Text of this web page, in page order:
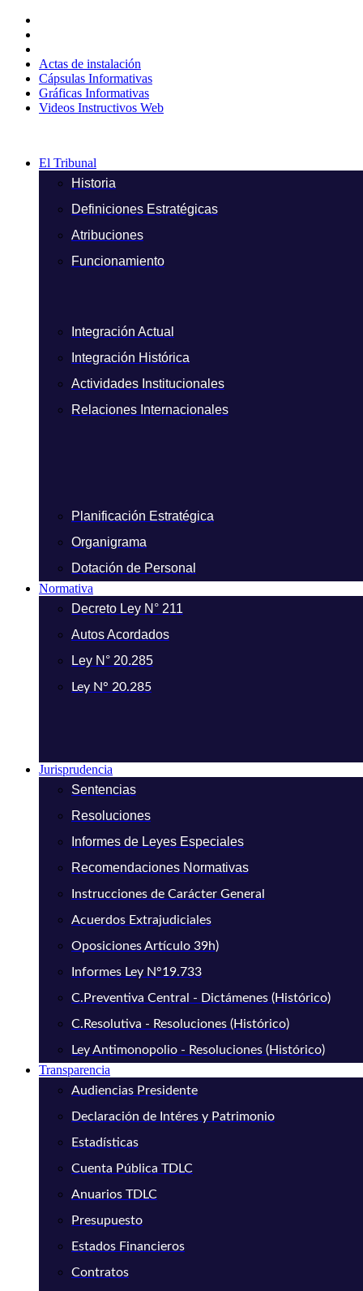
contenido
Actas de instalación
Cápsulas Informativas
Gráficas Informativas
Videos Instructivos Web
El Tribunal
Historia
Definiciones Estratégicas
Atribuciones
Funcionamiento
Integración Actual
Integración Histórica
Actividades Institucionales
Relaciones Internacionales
Planificación Estratégica
Organigrama
Dotación de Personal
Normativa
Decreto Ley N° 211
Autos Acordados
Ley N° 20.285
Ley N° 20.285
Jurisprudencia
Sentencias
Resoluciones
Informes de Leyes Especiales
Recomendaciones Normativas
Instrucciones de Carácter General
Acuerdos Extrajudiciales
Oposiciones Artículo 39h)
Informes Ley N°19.733
C.Preventiva Central - Dictámenes (Histórico)
C.Resolutiva - Resoluciones (Histórico)
Ley Antimonopolio - Resoluciones (Histórico)
Transparencia
Audiencias Presidente
Declaración de Intéres y Patrimonio
Estadísticas
Cuenta Pública TDLC
Anuarios TDLC
Presupuesto
Estados Financieros
Contratos